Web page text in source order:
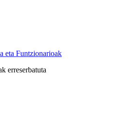
eta Funtzionarioak
erreserbatuta